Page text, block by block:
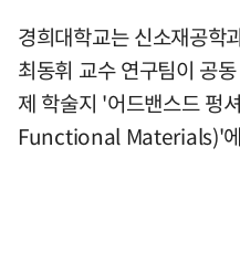
경희대학교는 신소재공학
최동휘 교수 연구팀이 공
제 학술지 '어드밴스드 펑
Functional Materials)'에